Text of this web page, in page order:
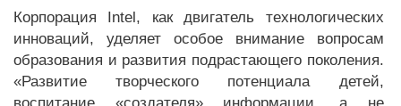
Корпорация Intel, как двигатель технологических
инноваций, уделяет особое внимание вопросам
образования и развития подрастающего поколения.
«Развитие творческого потенциала детей,
воспитание «создателя» информации, а не